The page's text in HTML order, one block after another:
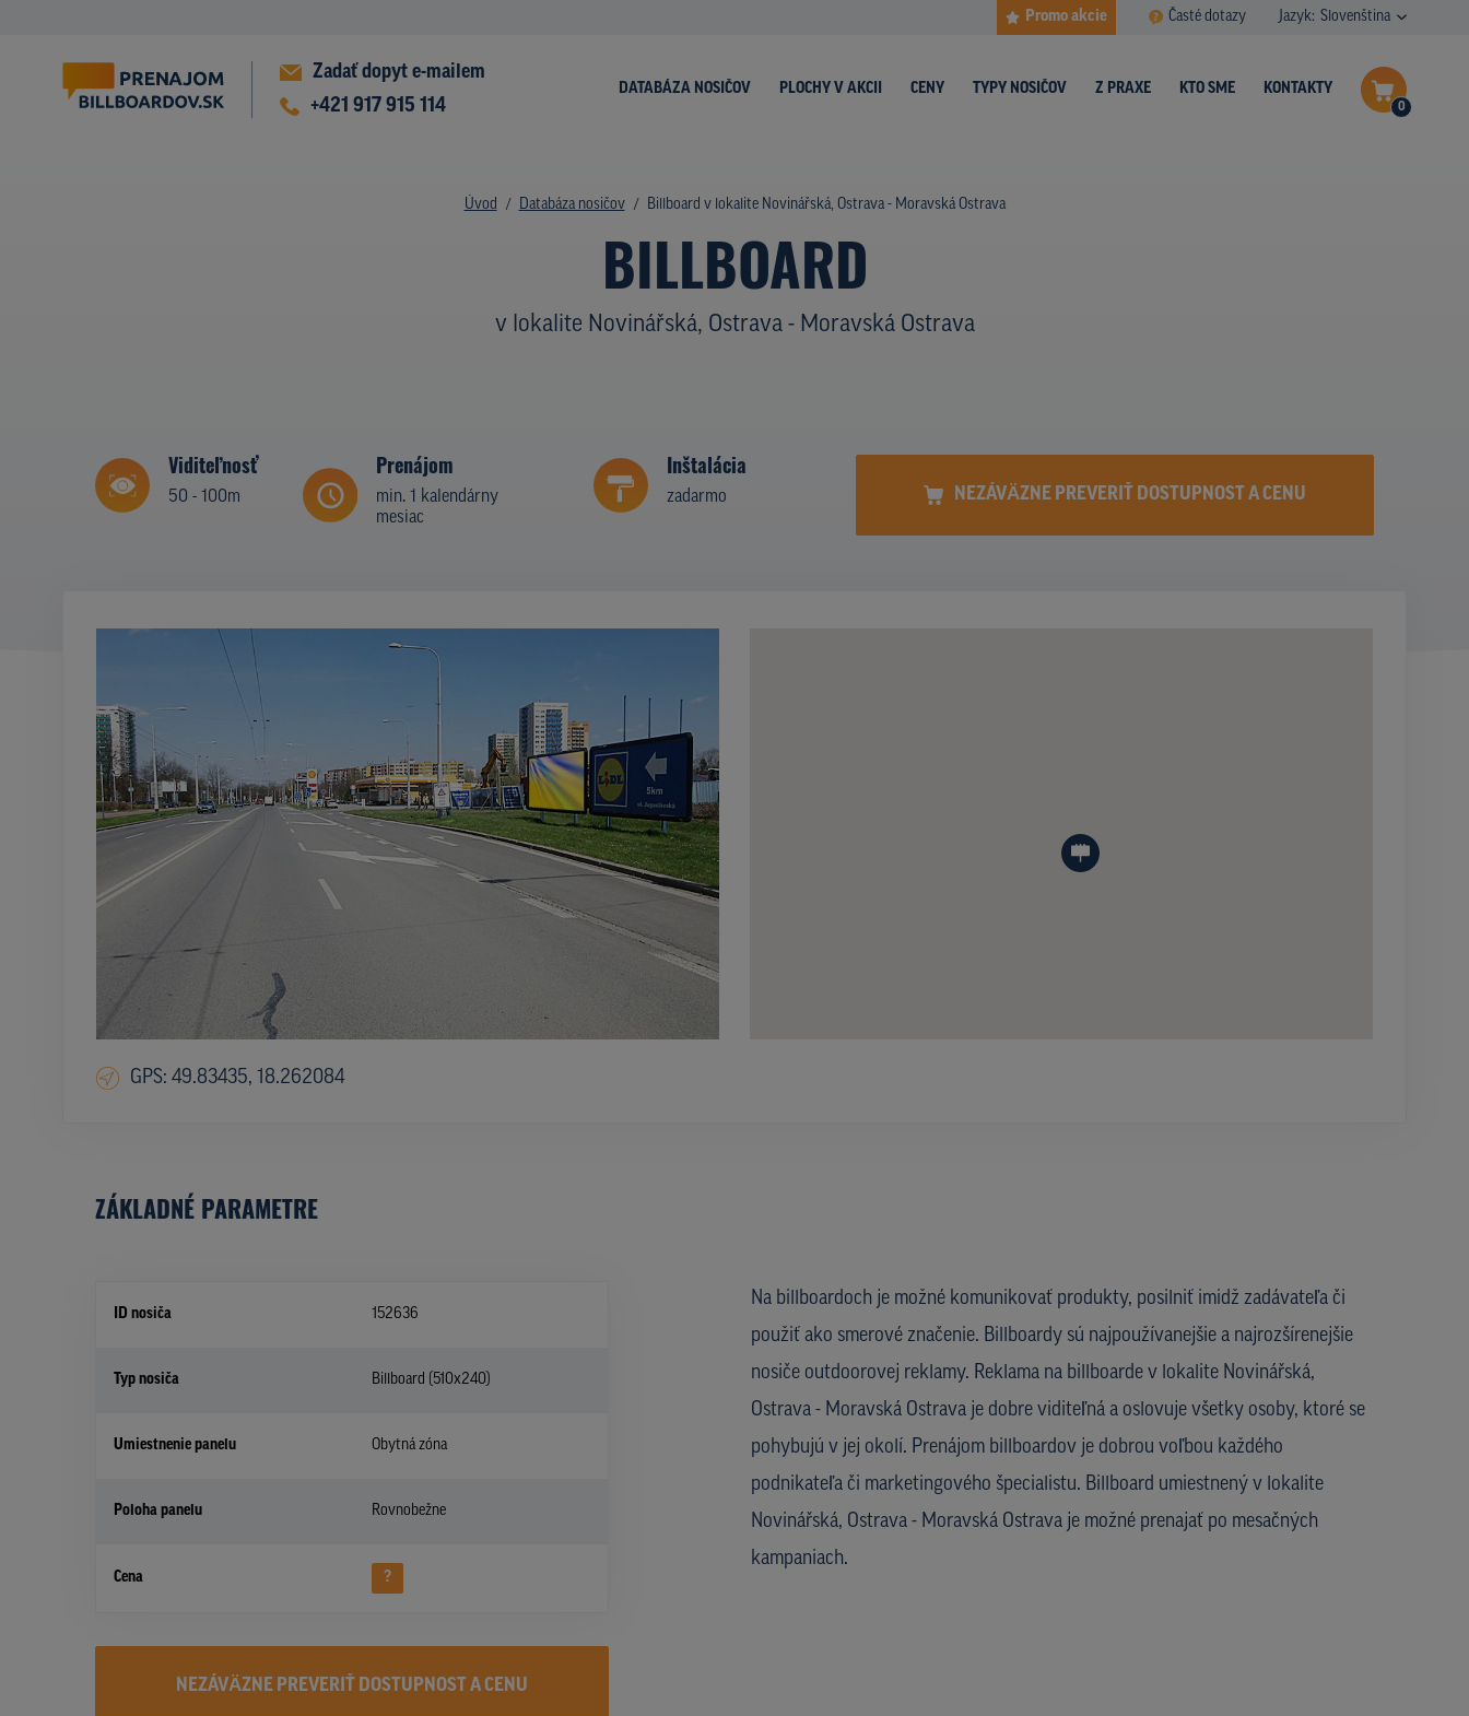
Promo akcie Časté dotazy Jazyk: Slovenština
Zadať dopyt e-mailem
+421 917 915 114
0
DATABÁZA NOSIČOV PLOCHY V AKCII CENY TYPY NOSIČOV Z PRAXE KTO SME KONTAKTY
Úvod Databáza nosičov Billboard v lokalite Novinářská, Ostrava - Moravská Ostrava
BILLBOARD
v lokalite Novinářská, Ostrava - Moravská Ostrava
Viditeľnosť
50 - 100m
Prenájom
min. 1 kalendárny
mesiac
Inštalácia
zadarmo NEZÁVÄZNE PREVERIŤ DOSTUPNOST A CENU
GPS: 49.83435, 18.262084
ZÁKLADNÉ PARAMETRE
ID nosiča 152636
Typ nosiča Billboard (510x240)
Umiestnenie panelu Obytná zóna
Poloha panelu Rovnobežne
Cena ?
Na billboardoch je možné komunikovať produkty, posilniť imidž zadávateľa či
použiť ako smerové značenie. Billboardy sú najpoužívanejšie a najrozšírenejšie
nosiče outdoorovej reklamy. Reklama na billboarde v lokalite Novinářská,
Ostrava - Moravská Ostrava je dobre viditeľná a oslovuje všetky osoby, ktoré se
pohybujú v jej okolí. Prenájom billboardov je dobrou voľbou každého
podnikateľa či marketingového špecialistu. Billboard umiestnený v lokalite
Novinářská, Ostrava - Moravská Ostrava je možné prenajať po mesačných
kampaniach.
NEZÁVÄZNE PREVERIŤ DOSTUPNOST A CENU